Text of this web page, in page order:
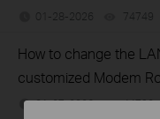
01-28-2026 74749
How to change the
customized Modem
01-27-2026 44792